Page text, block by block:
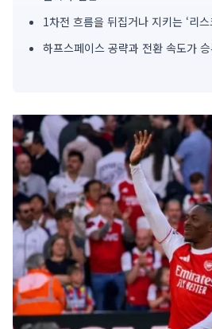
심
요
1차전 흐름을 뒤집거나 지키는 ‘리
하프스페이스 공략과 전환 속도가